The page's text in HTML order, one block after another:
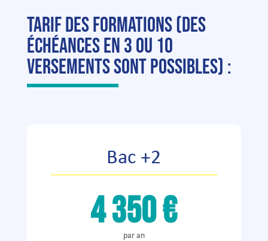
Tarif des formations (des
échéances en 3 ou 10
versements sont possibles) :
Bac +2
4 350 €
par an